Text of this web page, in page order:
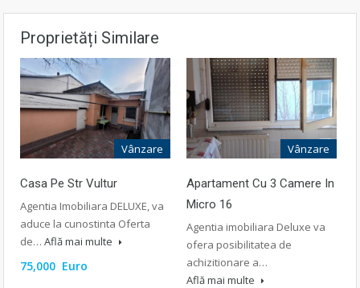
Proprietăți Similare
Vânzare
Casa Pe Str Vultur
Agentia Imobiliara DELUXE, va
aduce la cunostinta Oferta
de… Află mai multe
75,000 Euro
Vânzare
Apartament Cu 3 Camere In
Micro 16
Agentia imobiliara Deluxe va
ofera posibilitatea de
achizitionare a…
Află mai multe